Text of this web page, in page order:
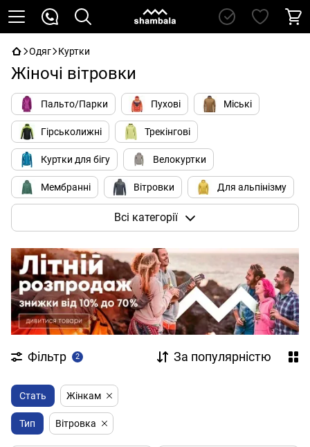
Одяг Куртки
Жіночі вітровки
Пальто/Парки Пухові Міські
Гірськолижні Трекінгові
Куртки для бігу Велокуртки
Мембранні Вітровки Для альпінізму
Всі категорії
Фільтр 2 За популярністю
Стать Жінкам
Тип Вітровка